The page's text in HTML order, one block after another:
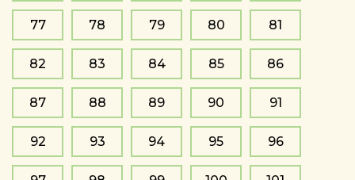
77 78 79 80 81
82 83 84 85 86
87 88 89 90 91
92 93 94 95 96